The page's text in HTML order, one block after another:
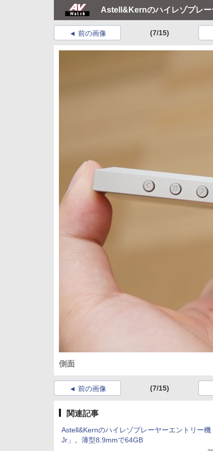
Astell&Kernのハイレゾプレ
前の画像 (7/15)
側面
前の画像 (7/15)
関連記事
Astell&Kernのハイレゾプレーヤーエントリー機
Jr」。薄型8.9mmで64GB